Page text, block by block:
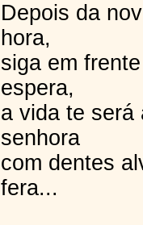
Depois da
hora,
siga em
espera,
a vida te será
senhora
com dentes
fera...